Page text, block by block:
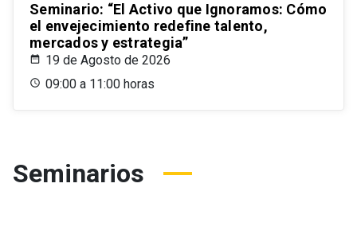
Seminario: “El Activo que Ignoramos: Cómo
el envejecimiento redefine talento,
mercados y estrategia”
19 de Agosto de 2026
09:00 a 11:00 horas
Seminarios